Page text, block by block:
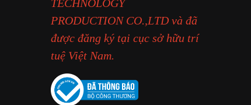
TECHNOLOGY
PRODUCTION CO.,LTD và đã
được đăng ký tại cục sở hữu trí
tuệ Việt Nam.